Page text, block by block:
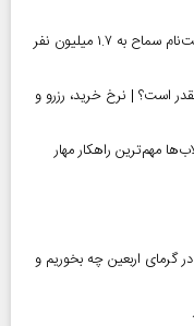
آغاز رسمی برنامه‌های اربعین ۱۴۰۵ در مرز‌ها | ثبت‌نام سماح به ۱.۷ میلیون نفر
در بهشت زهرا (س) در سال ۱۴۰۵ چقدر است؟ | نرخ خرید، رزرو و
مهم‌ترین راهکار مهار
تغذیه‌ای برای زائران اربعین ۱۴۰۵ | در گرمای اربعین چه بخوریم و